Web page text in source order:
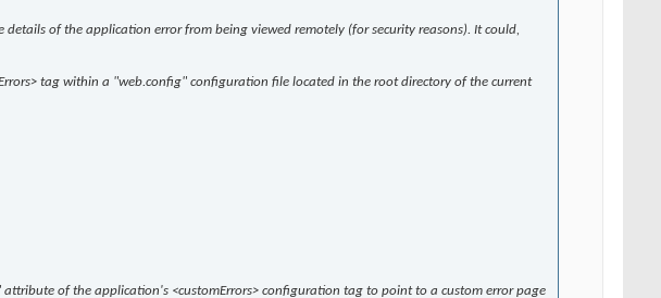
of the application error from being viewed remotely (for security reasons). It could,
tag within a "web.config" configuration file located in the root directory of the current
of the application's <customErrors> configuration tag to point to a custom error page